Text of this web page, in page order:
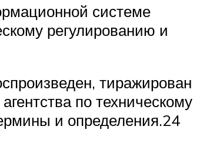
системе
регулированию и
тиражирован
по техническому
и определения.24